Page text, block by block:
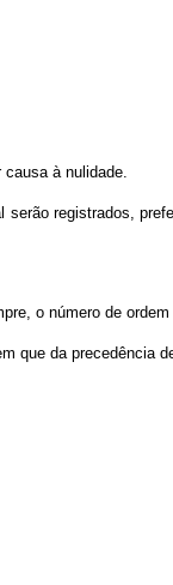
à nulidade.
registrados,
o número de ordem
que da precedência